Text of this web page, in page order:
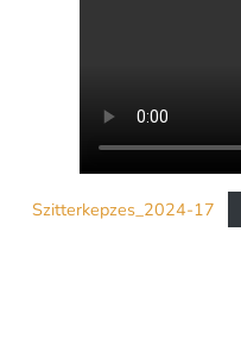
Szitterkepzes_2024-17